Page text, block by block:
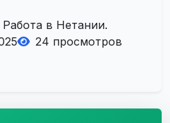
в Нетании.
24 просмотров